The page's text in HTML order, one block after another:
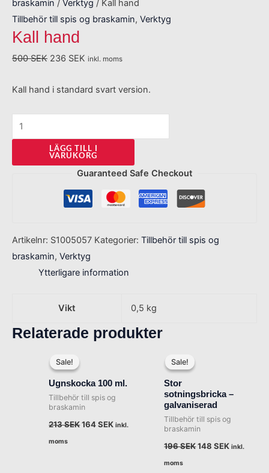
braskamin / Verktyg / Kall hand
Tillbehör till spis og braskamin, Verktyg
Kall hand
500SEK 236 SEK inkl. moms
Kall hand i standard svart version.
LÄGG TILL I
VARUKORG
Guaranteed Safe Checkout
Artikelnr: S1005057 Kategorier: Tillbehör till spis og
braskamin, Verktyg
Ytterligare information
Vikt 0,5 kg
Relaterade produkter
Sale!
Sale!
Ugnskocka 100 ml.
Tillbehör till spis og
braskamin
213SEK
var:
213 SEK.
164SEK
är:
164 SEK.
inkl.
moms
Sale!
Sale!
Stor
sotningsbricka –
galvaniserad
Tillbehör till spis og
braskamin
196SEK148SEK inkl.
moms